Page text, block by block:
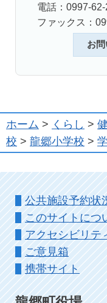
電話：0997-
ファックス：
お
ホーム > くらし >
校 > 龍郷小学校 >
公共施設予約状
このサイトにつ
アクセシビリテ
ご意見箱
携帯サイト